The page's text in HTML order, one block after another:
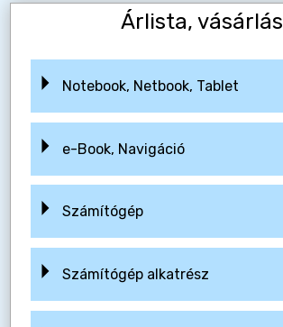
Árlista, vásárlás
Notebook, Netbook, Tablet
e-Book, Navigáció
Számítógép
Számítógép alkatrész